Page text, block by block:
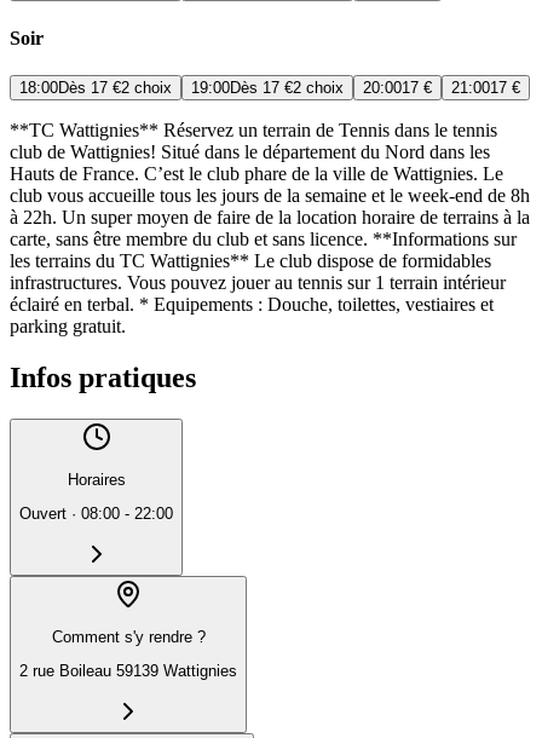
Soir
18:00Dès 17 €2 choix 19:00Dès 17 €2 choix 20:0017 € 21:0017 €
**TC Wattignies** Réservez un terrain de Tennis dans le tennis
club de Wattignies! Situé dans le département du Nord dans les
Hauts de France. C’est le club phare de la ville de Wattignies. Le
club vous accueille tous les jours de la semaine et le week-end de 8h
à 22h. Un super moyen de faire de la location horaire de terrains à la
carte, sans être membre du club et sans licence. **Informations sur
les terrains du TC Wattignies** Le club dispose de formidables
infrastructures. Vous pouvez jouer au tennis sur 1 terrain intérieur
éclairé en terbal. * Equipements : Douche, toilettes, vestiaires et
parking gratuit.
Infos pratiques
Horaires
Ouvert · 08:00 - 22:00
Comment s'y rendre ?
2 rue Boileau 59139 Wattignies